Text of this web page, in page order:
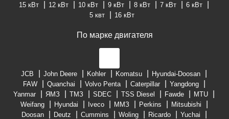
15 кВт
12 кВт 10 кВт 9 кВт 8 кВт 7 кВт
6 кВт
5 квт
16 кВт
По марке двигателя
JCB John Deere Kohler Komatsu
Hyundai-Doosan
FAW
Quanchai Volvo Penta Caterpillar
Yangdong
Yanmar
ЯМЗ ТМЗ SDEC TSS Diesel Fawde
MTU
Weifang
Hyundai Iveco ММЗ Perkins
Mitsubishi
Doosan
Deutz Cummins Woling Ricardo
Yuchai